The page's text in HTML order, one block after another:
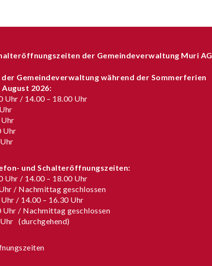
der Gemeindeverwaltung Muri AG
Gemeindeverwaltung während der Sommerferien
August 2026:
Uhr / 14.00 – 18.00 Uhr
Uhr
und Schalteröffnungszeiten:
Uhr / 14.00 – 18.00 Uhr
/ Nachmittag geschlossen
/ 14.00 – 16.30 Uhr
Uhr / Nachmittag geschlossen
Uhr (durchgehend)